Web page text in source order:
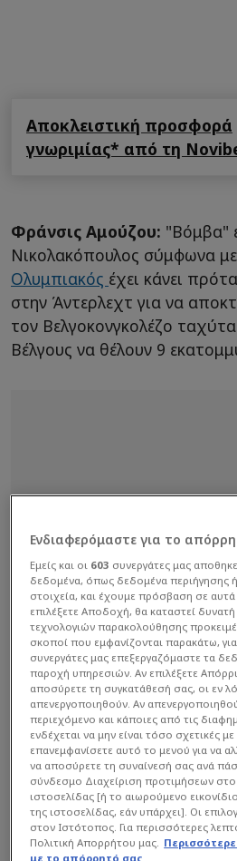
Αποκλειστική προσφορά
γνωριμίας* από τη
Φράνσις Αμούζου: "Βόμβα"
Νικολακόπουλος σύμφωνα
Ολυμπιακός έχει κάνει
στην Άντερλεχτ για να
τον Βελγοκονγκολέζο
Βέλγους να θέλουν 9
Ενδιαφερόμαστε για το
Εμείς και οι 603 συνεργάτες μας
δεδομένα, όπως δεδομένα περιήγησης
στοιχεία, και έχουμε πρόσβαση σε
επιλέξετε Αποδοχή, θα καταστεί
τεχνολογιών παρακολούθησης
σκοποί που εμφανίζονται παρακάτω,
συνεργάτες μας επεξεργαζόμαστε τα
παροχή υπηρεσιών. Αν επιλέξετε
αποσύρετε τη συγκατάθεσή σας, οι εν
απενεργοποιηθούν. Αν
περιεχόμενο και κάποιες από τις
ενδέχεται να μην είναι τόσο σχετικές
επανεμφανίσετε αυτό το μενού για να
να αποσύρετε τη συναίνεσή σας ανά
σύνδεσμο Διαχείριση προτιμήσεων
ιστοσελίδας [ή το αιωρούμενο
της ιστοσελίδας, εάν υπάρχει]. Οι
στον Ιστότοπος. Για περισσότερες
Πολιτική Απορρήτου μας.
με το απόρρητό σας